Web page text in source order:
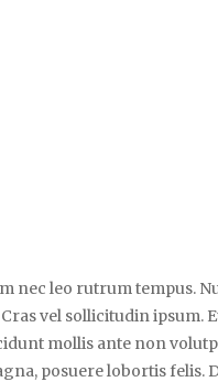
nec leo rutrum tempus.
vel sollicitudin ipsum.
mollis ante non
posuere lobortis felis.